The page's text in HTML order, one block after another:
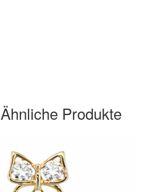
Ähnliche Produkte